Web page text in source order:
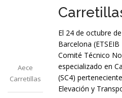
Aece
Carretillas
El 24 de octubre
Barcelona
Comité Técnico
especializado en
(SC4)
Elevación y